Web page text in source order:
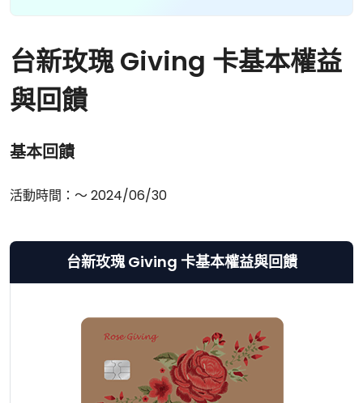
台新玫瑰 Giving 卡基本權益
與回饋
基本回饋
活動時間：～ 2024/06/30
台新玫瑰 Giving 卡基本權益與回饋